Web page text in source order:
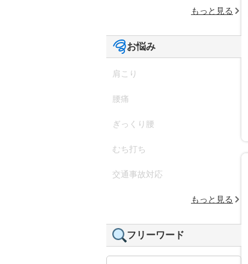
もっと見る
お悩み
肩こり
腰痛
ぎっくり腰
むち打ち
交通事故対応
もっと見る
フリーワード